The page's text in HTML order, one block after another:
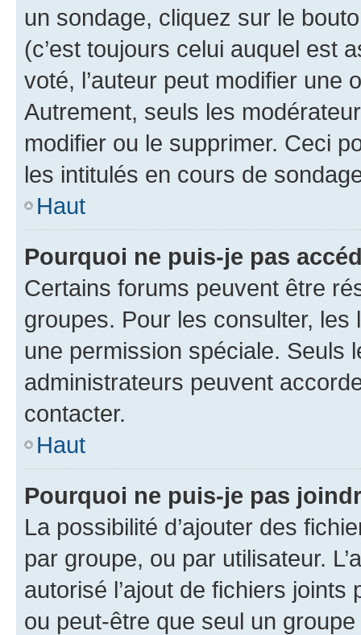
un sondage, cliquez sur le
(c’est toujours celui auquel est
voté, l’auteur peut modifier une
Autrement, seuls les
modifier ou le supprimer. Ceci
les intitulés en cours de
Haut
Pourquoi ne puis-je pas
Certains forums peuvent être
groupes. Pour les consulter,
une permission spéciale. Seuls
administrateurs peuvent
contacter.
Haut
Pourquoi ne puis-je pas
La possibilité d’ajouter des
par groupe, ou par utilisateur.
autorisé l’ajout de fichiers
ou peut-être que seul un